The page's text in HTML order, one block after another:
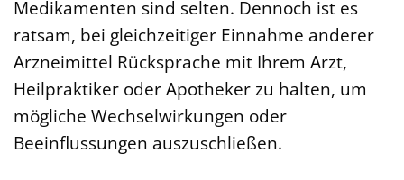
Medikamenten sind selten. Dennoch ist es
ratsam, bei gleichzeitiger Einnahme anderer
Arzneimittel Rücksprache mit Ihrem Arzt,
Heilpraktiker oder Apotheker zu halten, um
mögliche Wechselwirkungen oder
Beeinflussungen auszuschließen.